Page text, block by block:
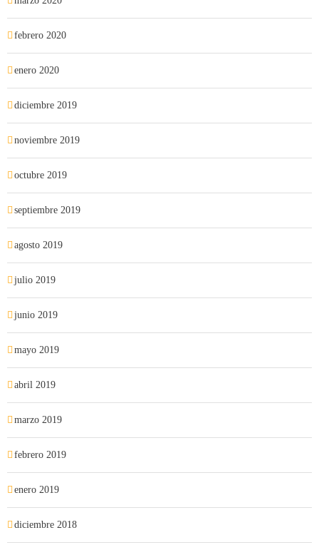
febrero 2020
enero 2020
diciembre 2019
noviembre 2019
octubre 2019
septiembre 2019
agosto 2019
julio 2019
junio 2019
mayo 2019
abril 2019
marzo 2019
febrero 2019
enero 2019
diciembre 2018